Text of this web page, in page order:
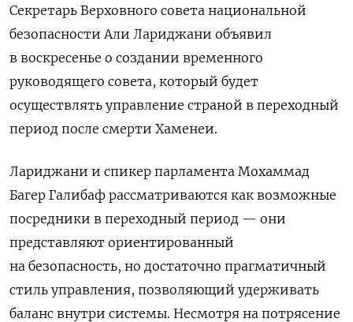
Секретарь Верховного совета национальной
безопасности Али Лариджани объявил
в воскресенье о создании временного
руководящего совета, который будет
осуществлять управление страной в переходный
период после смерти Хаменеи.
Лариджани и спикер ‌парламента Мохаммад
Багер Галибаф рассматриваются как возможные
посредники в переходный период — они
представляют ориентированный
на безопасность, но достаточно прагматичный
стиль управления, позволяющий удерживать
баланс внутри системы. Несмотря на потрясение